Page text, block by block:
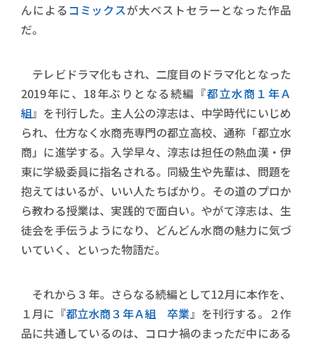
んによる コミックスが大ベストセラーとなった作品
だ。
テレビドラマ化もされ、二度目のドラマ化となった
2019年に、18年ぶりとなる続編『都立水商１年Ａ
組』を刊行した。主人公の淳志は、中学時代にいじめ
られ、仕方なく水商売専門の都立高校、通称「都立水
商」に進学する。入学早々、淳志は担任の熱血漢・伊
東に学級委員に指名される。同級生や先輩は、問題を
抱えてはいるが、いい人たちばかり。その道のプロか
ら教わる授業は、実践的で面白い。やがて淳志は、生
徒会を手伝うようになり、どんどん水商の魅力に気づ
いていく、といった物語だ。
それから３年。さらなる続編として12月に本作を、
１月に『都立水商３年Ａ組 卒業』を刊行する。２作
品に共通しているのは、コロナ禍のまっただ中にある